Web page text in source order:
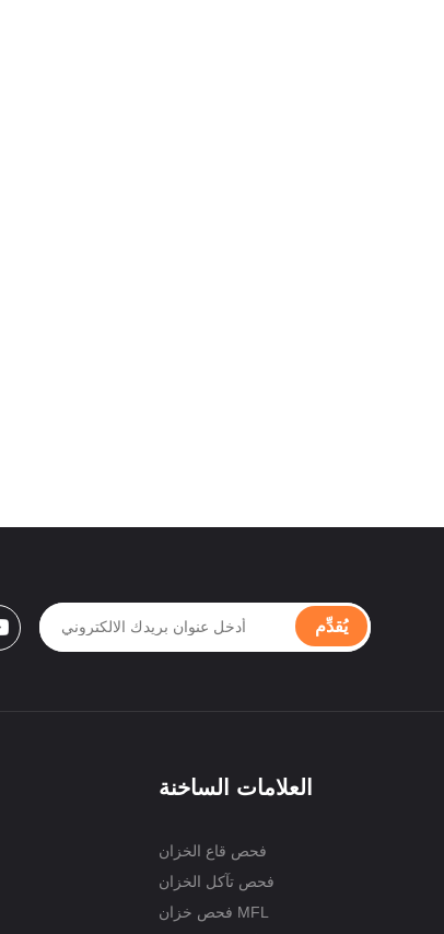
يُقدِّم
العلامات الساخنة
فحص قاع الخزان
فحص تآكل الخزان
فحص خزان MFL